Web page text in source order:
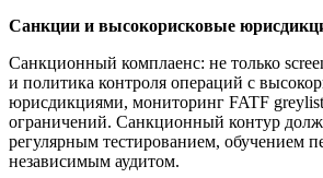
Санкции и высокорисковые
Санкционный комплаенс: не только
и политика контроля операций с
юрисдикциями, мониторинг FATF
ограничений. Санкционный контур
регулярным тестированием, обучением
независимым аудитом.